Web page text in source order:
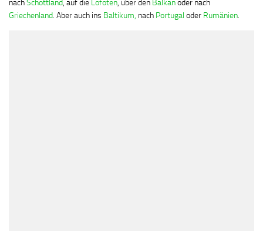
nachSchottland, auf die Lofoten, über den Balkanoder nach
Griechenland. Aber auch ins Baltikum, nach Portugal oder Rumänien.